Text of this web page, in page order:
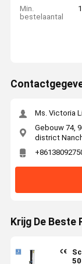
Min.
bestelaantal
Ms. Victoria
Gebouw 74,
district
Krijg De Beste